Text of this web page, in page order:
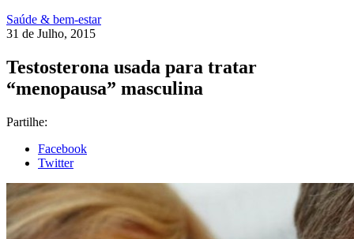
Saúde & bem-estar
31 de Julho, 2015
Testosterona usada para tratar
“menopausa” masculina
Partilhe:
Facebook
Twitter